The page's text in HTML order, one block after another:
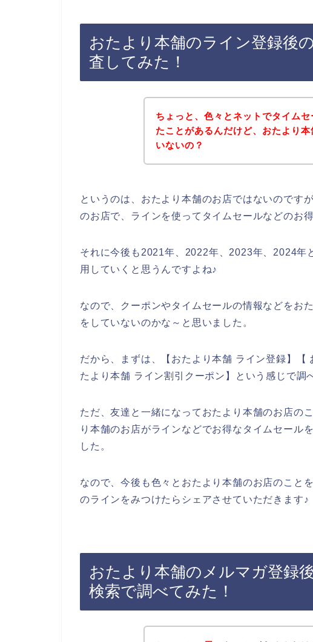
おたより本舗のライン登録後
査してみた！
ちょっと、色々とネットでタイム
たことがあるんだけど、おたより
いないの？
というのは、おたより本舗のお店ではないのです
のお店で、ラインを使ってタイムセールなどのお
それに今後も2021年、2022年、2023年、2024年
用していくと思うんですよね♪
なので、クーポンやタイムセールの情報などをお
をしていないのかな～と思いました。
だから、まずは、【おたより本舗 ライン登録】【
たより本舗 ライン割引クーポン】という感じで調
ただ、友達と一緒になっておたより本舗のお店の
り本舗のお店がラインなどでお得なタイムセール
した。
なので、今後も色々とおたより本舗のお店のこと
のラインをみつけたらシェアさせていただきます♪
おたより本舗のメルマガ登録
検索で調べてみた！